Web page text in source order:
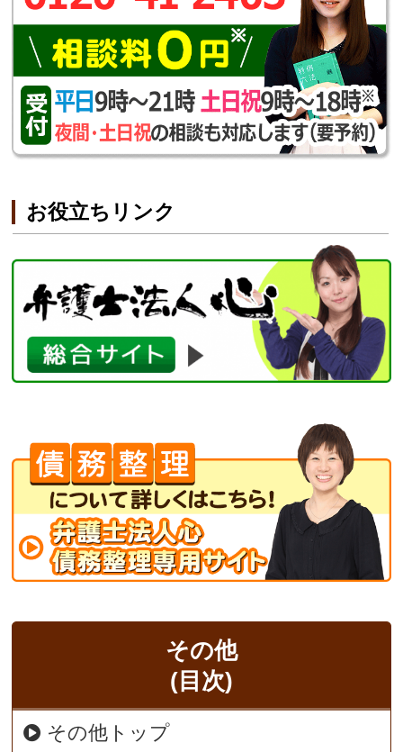
その他
(目次)
その他トップ
お役立ちリンク